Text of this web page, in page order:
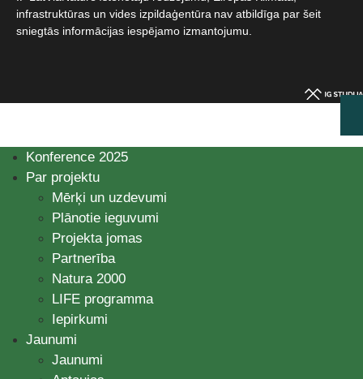
infrastruktūras un vides izpildaģentūra nav atbildīga par šeit
sniegtās informācijas iespējamo izmantojumu.​
Konference 2025
Par projektu
Mērķi un uzdevumi
Plānotie ieguvumi
Projekta jomas
Partnerība
Natura 2000
LIFE programma
Iepirkumi
Jaunumi
Jaunumi